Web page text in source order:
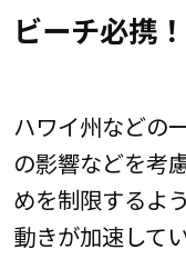
ビーチ必携
ハワイ州などの
の影響などを考
めを制限するよ
動きが加速してい